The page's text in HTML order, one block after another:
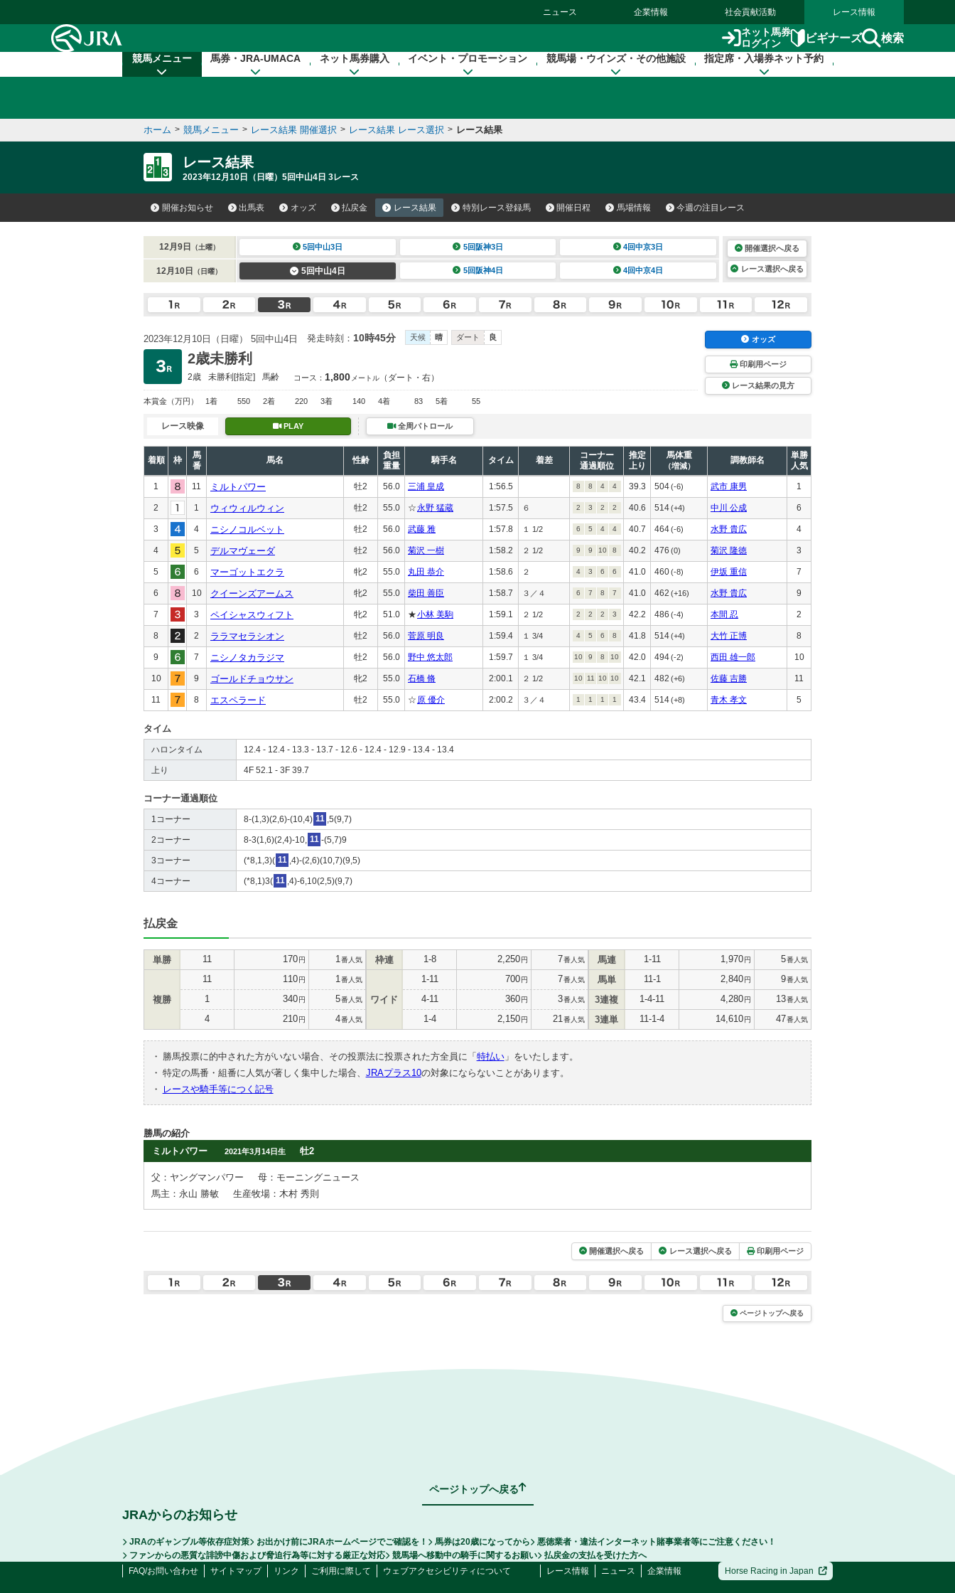
ニュース 企業情報 社会貢献活動 レース情報
ネット馬券
ログイン
ビギナーズ 検索
競馬メニュー 馬券・JRA-UMACA ネット馬券購入 イベント・プロモーション 競馬場・ウインズ・その他施設 指定席・入場券ネット予約
ホーム > 競馬メニュー > レース結果 開催選択 > レース結果 レース選択 > レース結果
レース結果
2023年12月10日（日曜）5回中山4日 3レース
開催お知らせ 出馬表 オッズ 払戻金 レース結果 特別レース登録馬 開催日程 馬場情報 今週の注目レース
12月9日 （土曜） 5回中山3日 5回阪神3日 4回中京3日
12月10日 （日曜） 5回中山4日 5回阪神4日 4回中京4日
開催選択へ戻る
レース選択へ戻る
2023年12月10日（日曜） 5回中山4日 発走時刻： 10時45分 天候 晴 ダート 良
2歳未勝利
2歳 未勝利[指定] 馬齢 コース： 1,800 メートル （ダート・右）
本賞金 （万円） 1着 550 2着 220 3着 140 4着 83 5着 55
オッズ
印刷用ページ
レース結果の見方
レース映像 PLAY 全周パトロール
着順 枠
馬
番
馬名 性齢
負担
重量
騎手名 タイム 着差
コーナー
通過順位
推定
上り
馬体重
（増減）
調教師名
単勝
人気
1 11 ミルトパワー 牡2 56.0 三浦 皇成 1:56.5 8 8 4 4 39.3 504(-6) 武市 康男 1
2 1 ウィウィルウィン 牡2 55.0 ☆永野 猛蔵 1:57.5 ６ 2 3 2 2 40.6 514(+4) 中川 公成 6
3 4 ニシノコルベット 牡2 56.0 武藤 雅 1:57.8 １ 1/2 6 5 4 4 40.7 464(-6) 水野 貴広 4
4 5 デルマヴェーダ 牡2 56.0 菊沢 一樹 1:58.2 ２ 1/2 9 9 10 8 40.2 476 (0) 菊沢 隆徳 3
5 6 マーゴットエクラ 牝2 55.0 丸田 恭介 1:58.6 ２ 4 3 6 6 41.0 460(-8) 伊坂 重信 7
6 10 クイーンズアームス 牝2 55.0 柴田 善臣 1:58.7 ３／４ 6 7 8 7 41.0 462 (+16) 水野 貴広 9
7 3 ペイシャスウィフト 牝2 51.0 ★小林 美駒 1:59.1 ２ 1/2 2 2 2 3 42.2 486 (-4) 本間 忍 2
8 2 ララマセラシオン 牡2 56.0 菅原 明良 1:59.4 １ 3/4 4 5 6 8 41.8 514(+4) 大竹 正博 8
9 7 ニシノタカラジマ 牡2 56.0 野中 悠太郎 1:59.7 １ 3/4 10 9 8 10 42.0 494(-2) 西田 雄一郎 10
10 9 ゴールドチョウサン 牝2 55.0 石橋 脩 2:00.1 ２ 1/2 10 11 10 10 42.1 482 (+6) 佐藤 吉勝 11
11 8 エスペラード 牡2 55.0 ☆ 原 優介 2:00.2 ３／４ 1 1 1 1 43.4 514(+8) 青木 孝文 5
タイム
ハロンタイム 12.4 - 12.4 - 13.3 - 13.7 - 12.6 - 12.4 - 12.9 - 13.4 - 13.4
上り 4F 52.1 - 3F 39.7
コーナー通過順位
1コーナー 8-(1,3)(2,6)-(10,4) 11 ,5(9,7)
2コーナー 8-3(1,6)(2,4)-10, 11 -(5,7)9
3コーナー (*8,1,3)( 11 ,4)-(2,6)(10,7)(9,5)
4コーナー (*8,1)3( 11 ,4)-6,10(2,5)(9,7)
払戻金
単勝 11 170円 1 番人気
複勝
11 110円 1 番人気
1 340円 5番人気
4 210円 4番人気
枠連 1-8 2,250円 7番人気
ワイド
1-11 700円 7番人気
4-11 360円 3番人気
1-4 2,150円 21 番人気
馬連 1-11 1,970円 5番人気
馬単 11-1 2,840円 9番人気
3連複 1-4-11 4,280円 13番人気
3連単 11-1-4 14,610円 47番人気
・ 勝馬投票に的中された方がいない場合、その投票法に投票された方全員に「 特払い」をいたします。
・ 特定の馬番・組番に人気が著しく集中した場合、 JRAプラス10の対象にならないことがあります。
・
レースや騎手等につく記号
勝馬の紹介
ミルトパワー
2021年3月14日生 牡2
父：ヤングマンパワー
母：モーニングニュース
馬主：永山 勝敏
生産牧場：木村 秀則
開催選択へ戻る レース選択へ戻る 印刷用ページ
ページトップへ戻る
ページトップへ戻る
JRAからのお知らせ
JRAのギャンブル等依存症対策 お出かけ前にJRAホームページでご確認を！ 馬券は20歳になってから
悪徳業者・違法インターネット賭事業者等にご注意ください！
ファンからの悪質な誹謗中傷および脅迫行為等に対する厳正な対応
競馬場へ移動中の騎手に関するお願い
払戻金の支払を受けた方へ
FAQ/お問い合わせ
サイトマップ リンク ご利用に際して ウェブアクセシビリティについて レース情報 ニュース 企業情報 Horse Racing in Japan